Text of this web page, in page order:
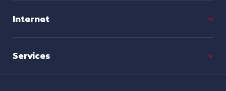
Internet
Services